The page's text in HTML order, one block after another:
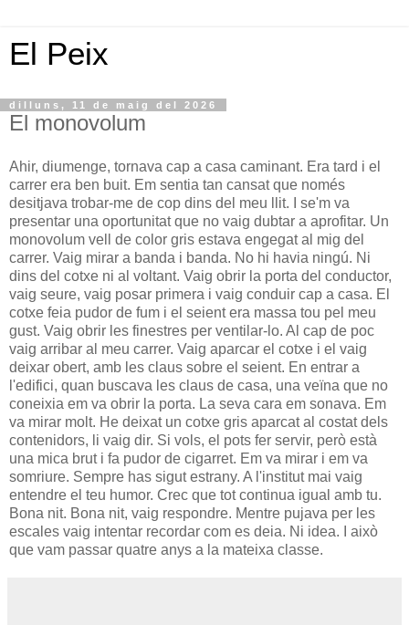
El Peix
dilluns, 11 de maig del 2026
El monovolum
Ahir, diumenge, tornava cap a casa caminant. Era tard i el
carrer era ben buit. Em sentia tan cansat que només
desitjava trobar-me de cop dins del meu llit. I se'm va
presentar una oportunitat que no vaig dubtar a aprofitar. Un
monovolum vell de color gris estava engegat al mig del
carrer. Vaig mirar a banda i banda. No hi havia ningú. Ni
dins del cotxe ni al voltant. Vaig obrir la porta del conductor,
vaig seure, vaig posar primera i vaig conduir cap a casa. El
cotxe feia pudor de fum i el seient era massa tou pel meu
gust. Vaig obrir les finestres per ventilar-lo. Al cap de poc
vaig arribar al meu carrer. Vaig aparcar el cotxe i el vaig
deixar obert, amb les claus sobre el seient. En entrar a
l'edifici, quan buscava les claus de casa, una veïna que no
coneixia em va obrir la porta. La seva cara em sonava. Em
va mirar molt. He deixat un cotxe gris aparcat al costat dels
contenidors, li vaig dir. Si vols, el pots fer servir, però està
una mica brut i fa pudor de cigarret. Em va mirar i em va
somriure. Sempre has sigut estrany. A l'institut mai vaig
entendre el teu humor. Crec que tot continua igual amb tu.
Bona nit. Bona nit, vaig respondre. Mentre pujava per les
escales vaig intentar recordar com es deia. Ni idea. I això
que vam passar quatre anys a la mateixa classe.